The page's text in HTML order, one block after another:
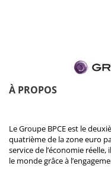
À PROPOS
Le Groupe BPCE est le
quatrième de la zone euro
service de l’économie
le monde grâce à